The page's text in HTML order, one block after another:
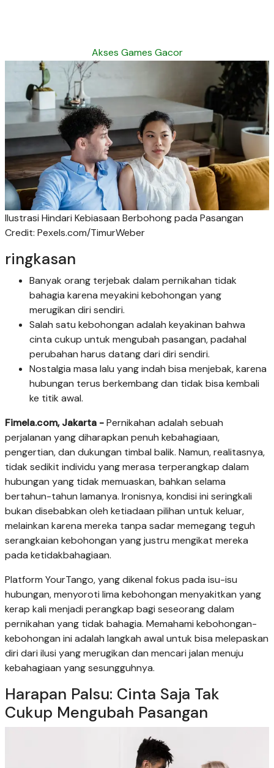
Akses Games Gacor
Ilustrasi Hindari Kebiasaan Berbohong pada Pasangan
Credit: Pexels.com/TimurWeber
ringkasan
Banyak orang terjebak dalam pernikahan tidak
bahagia karena meyakini kebohongan yang
merugikan diri sendiri.
Salah satu kebohongan adalah keyakinan bahwa
cinta cukup untuk mengubah pasangan, padahal
perubahan harus datang dari diri sendiri.
Nostalgia masa lalu yang indah bisa menjebak, karena
hubungan terus berkembang dan tidak bisa kembali
ke titik awal.
Fimela.com, Jakarta -Pernikahan adalah sebuah
perjalanan yang diharapkan penuh kebahagiaan,
pengertian, dan dukungan timbal balik. Namun, realitasnya,
tidak sedikit individu yang merasa terperangkap dalam
hubungan yang tidak memuaskan, bahkan selama
bertahun-tahun lamanya. Ironisnya, kondisi ini seringkali
bukan disebabkan oleh ketiadaan pilihan untuk keluar,
melainkan karena mereka tanpa sadar memegang teguh
serangkaian kebohongan yang justru mengikat mereka
pada ketidakbahagiaan.
Platform YourTango, yang dikenal fokus pada isu-isu
hubungan, menyoroti lima kebohongan menyakitkan yang
kerap kali menjadi perangkap bagi seseorang dalam
pernikahan yang tidak bahagia. Memahami kebohongan-
kebohongan ini adalah langkah awal untuk bisa melepaskan
diri dari ilusi yang merugikan dan mencari jalan menuju
kebahagiaan yang sesungguhnya.
Harapan Palsu: Cinta Saja Tak
Cukup Mengubah Pasangan